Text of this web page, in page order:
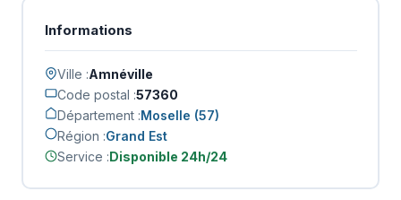
Informations
Ville :Amnéville
Code postal :57360
Département :Moselle (57)
Région :Grand Est
Service :Disponible 24h/24